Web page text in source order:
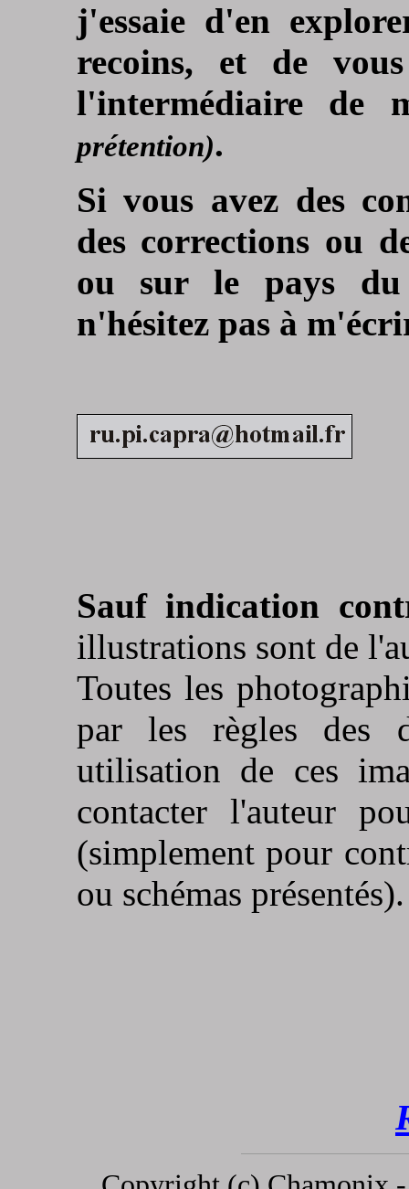
j'essaie d'en
recoins, et de
l'intermédiaire de
prétention).
Si vous avez des
des corrections ou
ou sur le pays du
n'hésitez pas à
Sauf indication
illustrations sont de
Toutes les
par les règles des
utilisation de ces
contacter l'auteur
(simplement pour
ou schémas présentés).